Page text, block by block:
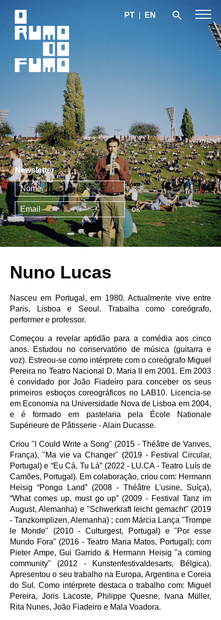
Newsletter
ok
PT EN
Nuno Lucas
Nasceu em Portugal, em 1980. Actualmente vive entre
Paris, Lisboa e Seoul. Trabalha como coreógrafo,
performer e professor.
Começou a revelar aptidão para a comédia aos cinco
anos. Estudou no conservatório de música (guitarra e
voz). Estreou-se como intérprete com o coreógrafo Miguel
Pereira no Teatro Nacional D. Maria II em 2001. Em 2003
é convidado por João Fiadeiro para conceber os seus
primeiros esboços coreográficos no LAB10. Licencia-se
em Economia na Universidade Nova de Lisboa em 2004,
e é formado em pastelaria pela École Nationale
Supérieure de Pâtisserie - Alain Ducasse.
Criou "I Could Write a Song" (2015 - Théâtre de Vanves,
França), "Ma vie va Changer" (2019 - Festival Circular,
Portugal) e “Eu Cá, Tu Lá” (2022 - LU.CA - Teatro Luís de
Camões, Portugal). Em colaboração, criou com: Hermann
Heisig “Pongo Land” (2008 - Théâtre L'usine, Suíça),
“What comes up, must go up” (2009 - Festival Tanz im
August, Alemanha) e "Schwerkraft leicht gemacht" (2019
- Tanzkomplizen, Alemanha) ; com Márcia Lança "Trompe
le Monde" (2010 - Culturgest, Portugal) e "Por esse
Mundo Fora" (2016 - Teatro Maria Matos, Portugal); com
Pieter Ampe, Gui Garrido & Hermann Heisig "a coming
community" (2012 - Kunstenfestivaldesarts, Bélgica).
Apresentou o seu trabalho na Europa, Argentina e Coreia
do Sul. Como intérprete destaca o trabalho com: Miguel
Pereira, Joris Lacoste, Philippe Quesne, Ivana Müller,
Rita Nunes, João Fiadeiro e Mala Voadora.